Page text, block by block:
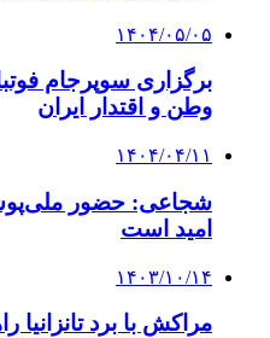
۱۴۰۴/۰۵/۰۵
برگزاری سوپرجام
وطن و اقتدار ایران
۱۴۰۴/۰۴/۱۱
شجاعی: حضور
امید است
۱۴۰۳/۱۰/۱۴
مراکش با برد